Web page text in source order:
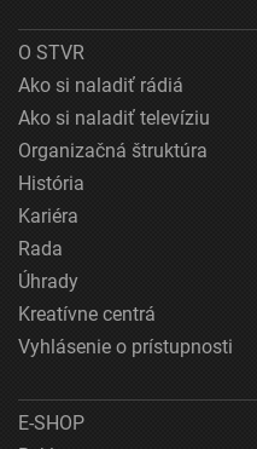
O STVR
Ako si naladiť rádiá
Ako si naladiť televíziu
Organizačná štruktúra
História
Kariéra
Rada
Úhrady
Kreatívne centrá
Vyhlásenie o prístupnosti
E-SHOP